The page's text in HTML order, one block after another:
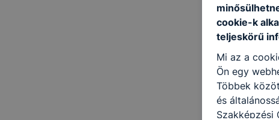
cookie-k
teljeskörű
Mi az a
Ön egy
Többek
és
Szakképzési